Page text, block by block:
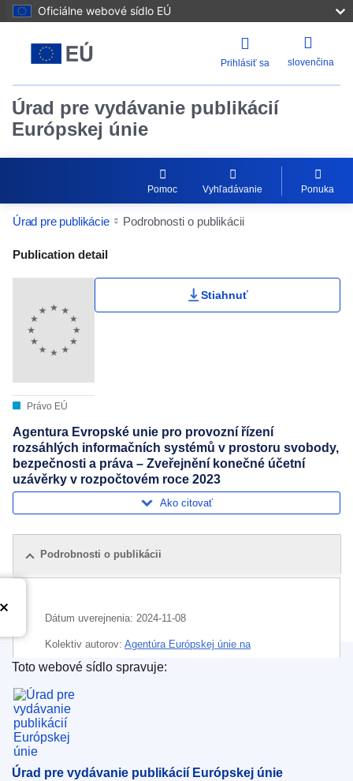
Oficiálne webové sídlo EÚ
Prihlásiť sa slovenčina
Úrad pre vydávanie publikácií
Európskej únie
Pomoc Vyhľadávanie Ponuka
Úrad pre publikácie Podrobnosti o publikácii
Publication Detail Actions Portlet
Publication detail
Právo EÚ
Stiahnuť
Agentura Evropské unie pro provozní řízení
rozsáhlých informačních systémů v prostoru svobody,
bezpečnosti a práva – Zveřejnění konečné účetní
uzávěrky v rozpočtovém roce 2023
Ako citovať
Podrobnosti o publikácii
Dátum uverejnenia: 2024-11-08
Kolektiv autorov: Agentúra Európskej únie na
prevádzkové riadenie rozsiahlych informačných
spravodlivosti
Oblasť:
Úrad pre vydávanie publikácií Európskej únie
Toto webové sídlo spravuje:
Úrad pre vydávanie publikácií Európskej únie